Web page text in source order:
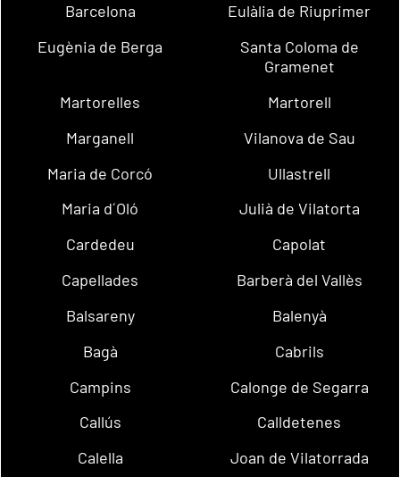
Barcelona
Eulàlia de Riuprimer
Eugènia de Berga
Santa Coloma de
Gramenet
Martorelles
Martorell
Marganell
Vilanova de Sau
Maria de Corcó
Ullastrell
Maria d´Oló
Julià de Vilatorta
Cardedeu
Capolat
Capellades
Barberà del Vallès
Balsareny
Balenyà
Bagà
Cabrils
Campins
Calonge de Segarra
Callús
Calldetenes
Calella
Joan de Vilatorrada